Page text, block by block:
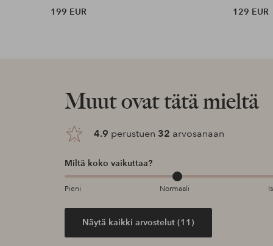
199 EUR
129 EUR
Muut ovat tätä mieltä
4.9 perustuen 32 arvosanaan
Miltä koko vaikuttaa?
Pieni Normaali
Näytä kaikki arvostelut (11)